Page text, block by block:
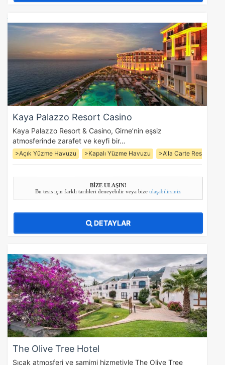
Kaya Palazzo Resort Casino
Kaya Palazzo Resort & Casino, Girne’nin eşsiz
atmosferinde zarafet ve keyfi bir…
>Açık Yüzme Havuzu >Kapalı Yüzme Havuzu >A'la Carte Restoran
BİZE ULAŞIN!
Bu tesis için farklı tarihleri deneyebilir veya bizeulaşabilirsiniz
DETAYLAR
The Olive Tree Hotel
Sıcak atmosferi ve samimi hizmetiyle The Olive Tree